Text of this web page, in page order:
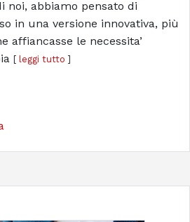
noi, abbiamo pensato di
in una versione innovativa, più
affiancasse le necessita’
[ leggi tutto ]